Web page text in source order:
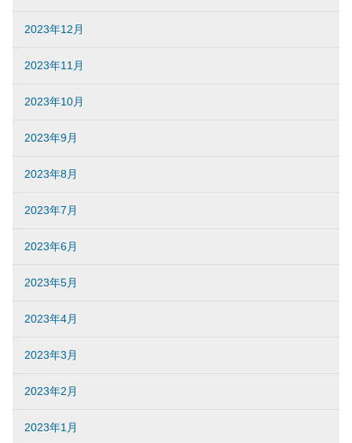
2023年12月
2023年11月
2023年10月
2023年9月
2023年8月
2023年7月
2023年6月
2023年5月
2023年4月
2023年3月
2023年2月
2023年1月